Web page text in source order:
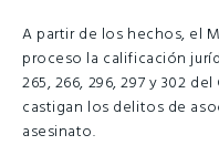
A partir de los hechos, el
proceso la calificación
265, 266, 296, 297 y 302
castigan los delitos de
asesinato.